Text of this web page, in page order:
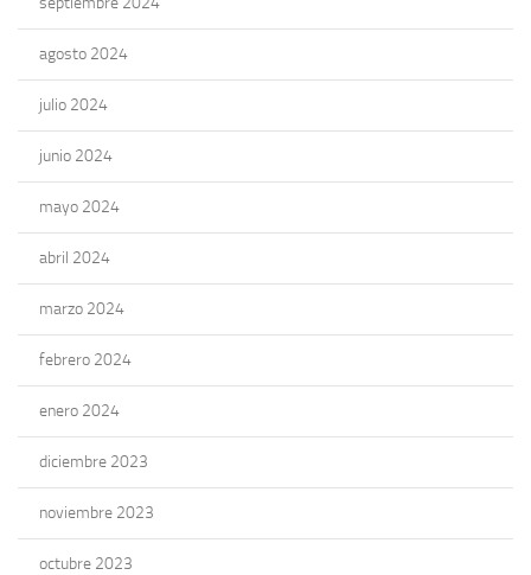
agosto 2024
julio 2024
junio 2024
mayo 2024
abril 2024
marzo 2024
febrero 2024
enero 2024
diciembre 2023
noviembre 2023
octubre 2023